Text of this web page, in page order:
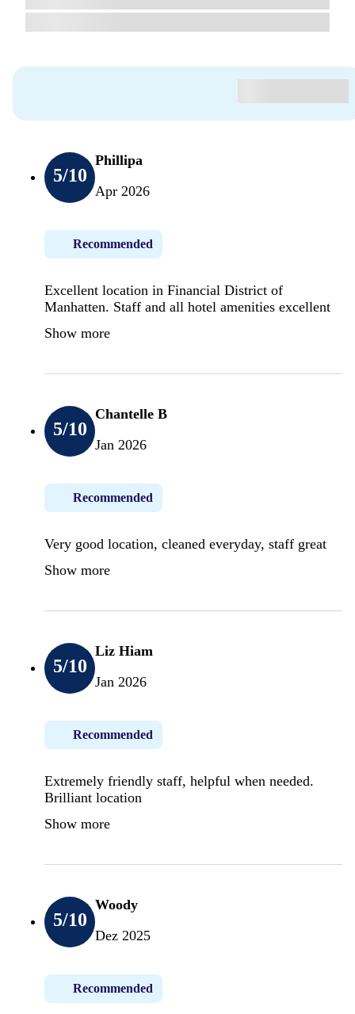
5/10
Phillipa
Apr 2026
Recommended
Excellent location in Financial District of
Manhatten. Staff and all hotel amenities excellent
Show more
5/10
Chantelle B
Jan 2026
Recommended
Very good location, cleaned everyday, staff great
Show more
5/10
Liz Hiam
Jan 2026
Recommended
Extremely friendly staff, helpful when needed.
Brilliant location
Show more
5/10
Woody
Dez 2025
Recommended